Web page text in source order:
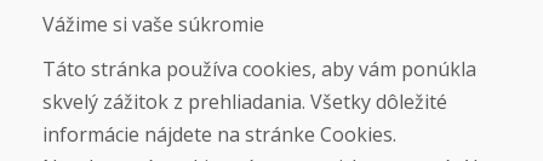
Otváracie hodiny
UKONČENÁ. ĎAKUJEME VÁM ZA
PRIAZEŇ A TEŠÍME SA NA VÁS OPÄŤ
OD 14. 9. 2026.
Vážime si vaše súkromie
Táto stránka používa cookies, aby vám ponúkla
skvelý zážitok z prehliadania. Všetky dôležité
informácie nájdete na stránke Cookies.